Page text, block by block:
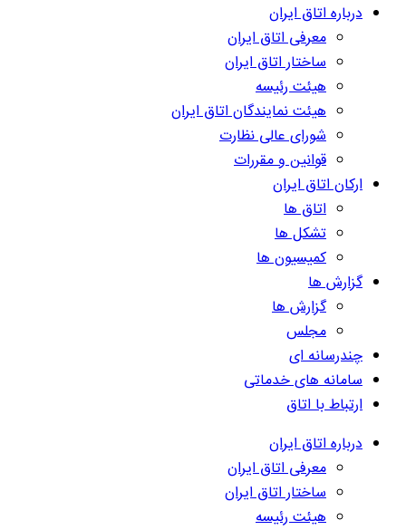
درباره اتاق ایران
معرفی اتاق ایران
ساختار اتاق ایران
هیئت رئیسه
هیئت نمایندگان اتاق ایران
شورای عالی نظارت
قوانین و مقررات
ارکان اتاق ایران
اتاق ها
تشکل ها
کمیسیون ها
گزارش ها
گزارش ها
مجلس
چندرسانه ای
سامانه های خدماتی
ارتباط با اتاق
درباره اتاق ایران
معرفی اتاق ایران
ساختار اتاق ایران
هیئت رئیسه